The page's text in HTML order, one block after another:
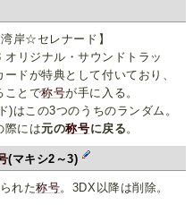
岸☆セレナード】
リジナル・サウンドトラッ
ードが特典として付いており、
ことで称号が手に入る。
)はこの3つのうちのランダム。
際には元の称号に戻る。
(マキシ2～3)
れた称号。3DX以降は削除。